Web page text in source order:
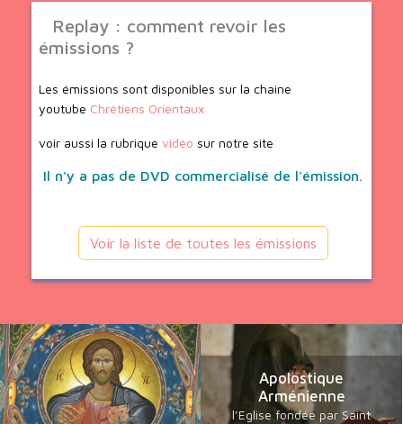
Replay : comment revoir les
émissions ?
Les émissions sont disponibles sur la chaine
youtube Chrétiens Orientaux
voir aussi la rubrique vidéo sur notre site
Il n'y a pas de DVD commercialisé de l'émission.
Voir la liste de toutes les émissions
Apolostique
Arménienne
l’Eglise fondée par Saint